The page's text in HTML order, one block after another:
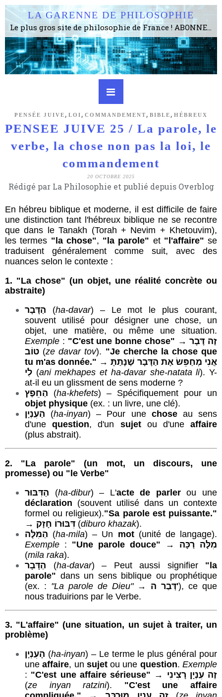
LA GARENNE DE PHILOSOPHIE
Le plus gros site de philosophie de France ! ABONNEZ-VOUS ! 4115 Articles, 1634 abonné·e·s, depuis 2006 . . . . . . . . 2 852 214 pages vues jusqu'à présent. Prestance et être apte à un plus grand nombre de choses.
PENSÉE JUIVE , LOI , COMMANDEMENT , BIBLE , HÉBREUX
PENSEE JUIVE 25 / La parole, le
verbe, la chose non pas la loi, le
commandement
20 OCTOBRE 2025
Rédigé par La Philosophie et publié depuis Overblog
En hébreu biblique et moderne, il est difficile de faire
une distinction tant l'hébreux biblique ne se recontre
que dans le Tanakh (Torah + Nevim + Khetouvim),
les termes "la chose", "la parole" et "l'affaire" se
traduisent généralement comme suit, avec des
nuances selon le contexte :
1. "La chose" (un objet, une réalité concrète ou
abstraite)
הַדָּבָר (ha-davar) – Le mot le plus courant,
souvent utilisé pour désigner une chose, un
objet, une matière, ou même une situation.
Exemple : "C'est une bonne chose" →זֶה דָּבָר
טוֹב (ze davar tov). "Je cherche la choseque
tu m'as donnée." → אֲנִי מְחַפֵּשׂ אֶת הַדָּבָר שֶׁנָּתַתָּ
לִי (ani mekhapes et ha-davar she-natata li). Y-
at-il eu un glissment de sens moderne ?
הַחֵפֶץ (ha-khefets) – Spécifiquement pour un
objet physique (ex. : un livre, une clé).
הַעִנְיָן (ha-inyan) – Pour une choseau sens
d'unequestion, d'un sujetou d'uneaffaire
(plus abstrait).
2. "La parole" (un mot, un discours, une
promesse) ou "le Verbe"
הַדִּבּוּר (ha-dibur) – L'acte de parlerou une
déclaration (souvent utilisé dans un contexte
formel ou religieux)."Sa paroleest puissante."
→ דִּבּוּרוֹ חָזָק (diburo khazak).
הַמִּלָּה (ha-mila) – Un mot(unité de langage).
Exemple : "Une parole douce" → מִלָּה רַכָּה
(mila raka).
הַדָּבָר (ha-davar) – Peut aussi signifier "la
parole" dans un sens biblique ou prophétique
(ex. : "La parole de Dieu"→ דְּבַר ה'), ce que
nous traduirions par le Verbe.
3. "L'affaire" (une situation, un sujet à traiter, un
problème)
הָעִנְיָן (ha-inyan) – Le terme le plus général pour
uneaffaire, un sujetou une question.Exemple
: "C'est une affaire sérieuse" → זֶה עִנְיָן רָצִינִי
(ze inyan ratzini). "C'est uneaffaire